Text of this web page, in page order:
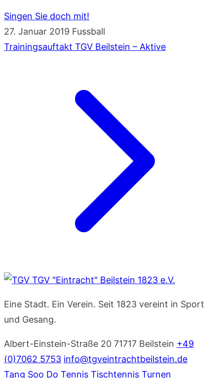
Singen Sie doch mit!
27. Januar 2019 Fussball
Trainingsauftakt TGV Beilstein – Aktive
TGV "Eintracht" Beilstein 1823 e.V.
Eine Stadt. Ein Verein. Seit 1823 vereint in Sport
und Gesang.
Albert-Einstein-Straße 20 71717 Beilstein +49
(0)7062 5753 info@tgveintrachtbeilstein.de
Tang Soo Do Tennis Tischtennis Turnen